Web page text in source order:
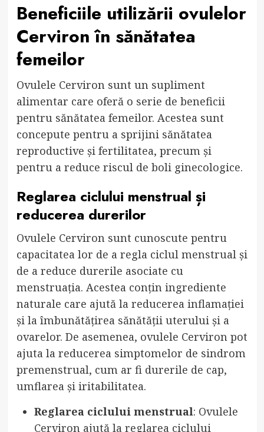
Beneficiile utilizării ovulelor
Cerviron în sănătatea
femeilor
Ovulele Cerviron sunt un supliment
alimentar care oferă o serie de beneficii
pentru sănătatea femeilor. Acestea sunt
concepute pentru a sprijini sănătatea
reproductive și fertilitatea, precum și
pentru a reduce riscul de boli ginecologice.
Reglarea ciclului menstrual și
reducerea durerilor
Ovulele Cerviron sunt cunoscute pentru
capacitatea lor de a regla ciclul menstrual și
de a reduce durerile asociate cu
menstruația. Acestea conțin ingrediente
naturale care ajută la reducerea inflamației
și la îmbunătățirea sănătății uterului și a
ovarelor. De asemenea, ovulele Cerviron pot
ajuta la reducerea simptomelor de sindrom
premenstrual, cum ar fi durerile de cap,
umflarea și iritabilitatea.
Reglarea ciclului menstrual: Ovulele
Cerviron ajută la reglarea ciclului